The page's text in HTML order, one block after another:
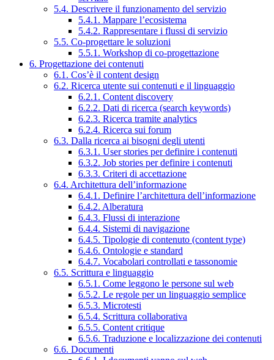
5.4. Descrivere il funzionamento del servizio
5.4.1. Mappare l’ecosistema
5.4.2. Rappresentare i flussi di servizio
5.5. Co-progettare le soluzioni
5.5.1. Workshop di co-progettazione
6. Progettazione dei contenuti
6.1. Cos’è il content design
6.2. Ricerca utente sui contenuti e il linguaggio
6.2.1. Content discovery
6.2.2. Dati di ricerca (search keywords)
6.2.3. Ricerca tramite analytics
6.2.4. Ricerca sui forum
6.3. Dalla ricerca ai bisogni degli utenti
6.3.1. User stories per definire i contenuti
6.3.2. Job stories per definire i contenuti
6.3.3. Criteri di accettazione
6.4. Architettura dell’informazione
6.4.1. Definire l’architettura dell’informazione
6.4.2. Alberatura
6.4.3. Flussi di interazione
6.4.4. Sistemi di navigazione
6.4.5. Tipologie di contenuto (content type)
6.4.6. Ontologie e standard
6.4.7. Vocabolari controllati e tassonomie
6.5. Scrittura e linguaggio
6.5.1. Come leggono le persone sul web
6.5.2. Le regole per un linguaggio semplice
6.5.3. Microtesti
6.5.4. Scrittura collaborativa
6.5.5. Content critique
6.5.6. Traduzione e localizzazione dei contenuti
6.6. Documenti